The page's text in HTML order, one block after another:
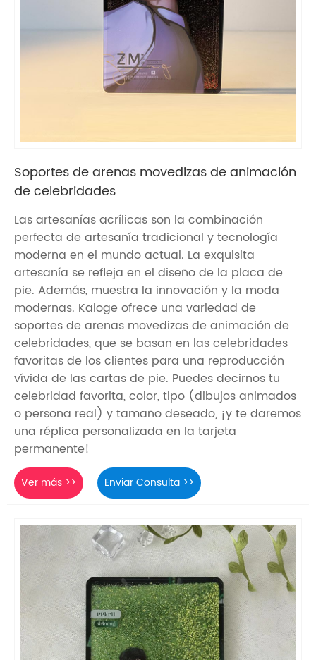
Soportes de arenas movedizas de animación
de celebridades
Las artesanías acrílicas son la combinación
perfecta de artesanía tradicional y tecnología
moderna en el mundo actual. La exquisita
artesanía se refleja en el diseño de la placa de
pie. Además, muestra la innovación y la moda
modernas. Kaloge ofrece una variedad de
soportes de arenas movedizas de animación de
celebridades, que se basan en las celebridades
favoritas de los clientes para una reproducción
vívida de las cartas de pie. Puedes decirnos tu
celebridad favorita, color, tipo (dibujos animados
o persona real) y tamaño deseado, ¡y te daremos
una réplica personalizada en la tarjeta
permanente!
Ver más >> Enviar Consulta >>